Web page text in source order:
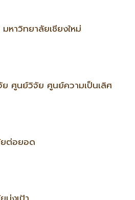
หาวิทยาลัยเชียงใหม่
ศูนย์วิจัย ศูนย์ความเป็นเลิศ
ต่อยอด